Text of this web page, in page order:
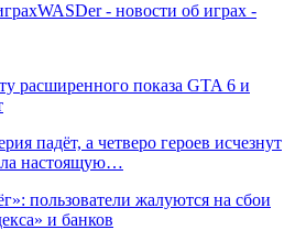
WASDer - новости об играх -
расширенного показа GTA 6 и
падёт, а четверо героев исчезнут
настоящую…
пользователи жалуются на сбои
и банков